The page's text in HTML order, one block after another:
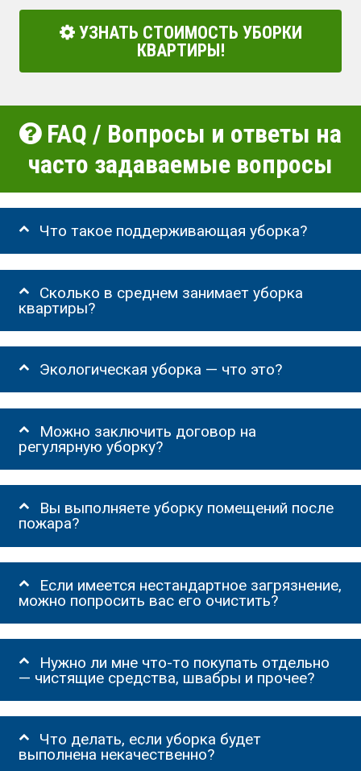
УЗНАТЬ СТОИМОСТЬ УБОРКИ
КВАРТИРЫ!
FAQ / Вопросы и ответы на
часто задаваемые вопросы
Что такое поддерживающая уборка?
Сколько в среднем занимает уборка
квартиры?
Экологическая уборка — что это?
Можно заключить договор на
регулярную уборку?
Вы выполняете уборку помещений после
пожара?
Если имеется нестандартное загрязнение,
можно попросить вас его очистить?
Нужно ли мне что-то покупать отдельно
— чистящие средства, швабры и прочее?
Что делать, если уборка будет
выполнена некачественно?